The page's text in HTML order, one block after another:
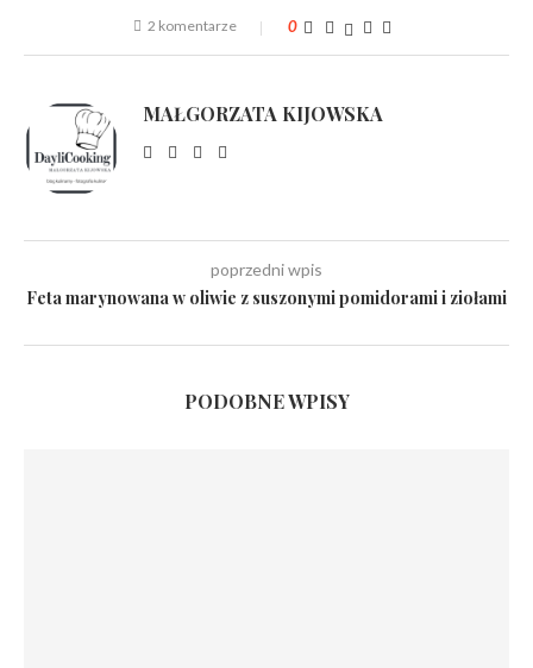
2 komentarze 0
MAŁGORZATA KIJOWSKA
poprzedni wpis
Feta marynowana w oliwie z suszonymi pomidorami i ziołami
PODOBNE WPISY